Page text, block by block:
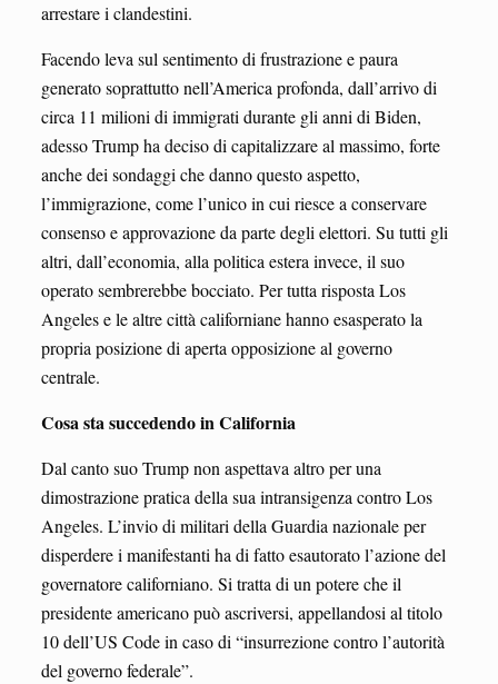
arrestare i clandestini.
Facendo leva sul sentimento di frustrazione e paura
generato soprattutto nell’America profonda, dall’arrivo di
circa 11 milioni di immigrati durante gli anni di Biden,
adesso Trump ha deciso di capitalizzare al massimo, forte
anche dei sondaggi che danno questo aspetto,
l’immigrazione, come l’unico in cui riesce a conservare
consenso e approvazione da parte degli elettori. Su tutti gli
altri, dall’economia, alla politica estera invece, il suo
operato sembrerebbe bocciato. Per tutta risposta Los
Angeles e le altre città californiane hanno esasperato la
propria posizione di aperta opposizione al governo
centrale.
Cosa sta succedendo in California
Dal canto suo Trump non aspettava altro per una
dimostrazione pratica della sua intransigenza contro Los
Angeles. L’invio di militari della Guardia nazionale per
disperdere i manifestanti ha di fatto esautorato l’azione del
governatore californiano. Si tratta di un potere che il
presidente americano può ascriversi, appellandosi al titolo
10 dell’US Code in caso di “insurrezione contro l’autorità
del governo federale”.